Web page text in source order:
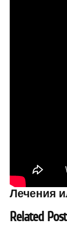
Лечения
Related